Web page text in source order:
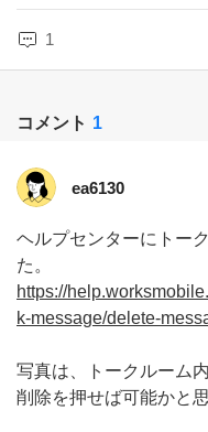
1
コメント 1
ea6130
ヘルプセンターにトー
た。
https://
k-message/delete-
写真は、トークルーム
削除を押せば可能かと思